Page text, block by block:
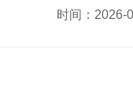
时间：2026-